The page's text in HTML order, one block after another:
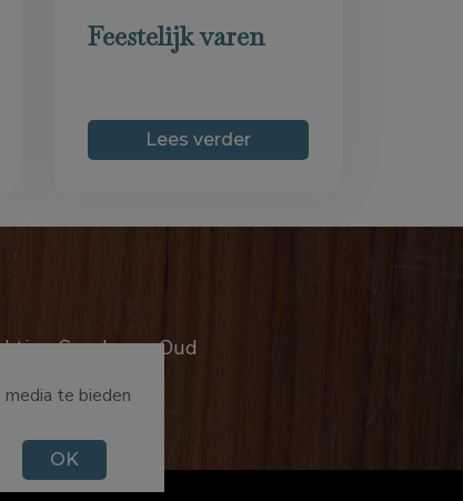
Feestelijk varen
Lees verder
Goud voor Oud
te bieden
OK